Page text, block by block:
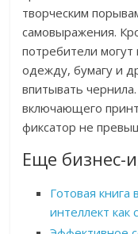
творческим
самовыражения.
потребители
одежду, бумагу и
впитывать
включающего
фиксатор не
Еще бизнес-
Готовая книга
интеллект как